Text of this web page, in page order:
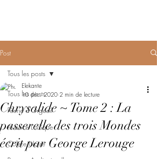
Post
Tous les posts
Féerie d'Orgueil
Avarice Ludique
Colère Noire
Tous les posts
Chrysalide ~ Tome 2 : La
passerelle des trois Mondes
écrit par George Lerouge
Elekante
10 déc. 2020 2 min de lecture